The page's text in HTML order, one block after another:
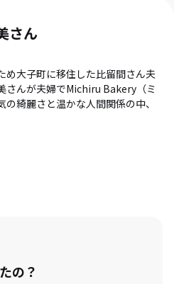
さん
め大子町に移住した比留間さん夫
さんが夫婦でMichiru Bakery（ミ
綺麗さと温かな人間関係の中、
の？